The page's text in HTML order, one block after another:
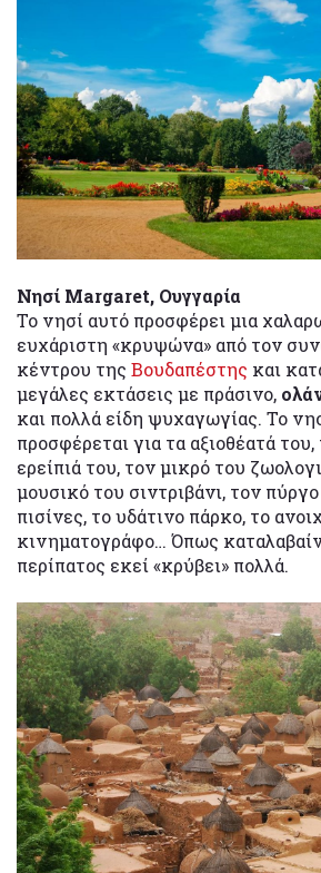
Νησί Margaret, Ουγγαρία
Το νησί αυτό προσφέρει μια
ευχάριστη «κρυψώνα» από τον
κέντρου της Βουδαπέστης και
μεγάλες εκτάσεις με πράσινο,
και πολλά είδη ψυχαγωγίας. Το
προσφέρεται για τα αξιοθέατά
ερείπιά του, τον μικρό του
μουσικό του σιντριβάνι, τον
πισίνες, το υδάτινο πάρκο, το
κινηματογράφο… Όπως
περίπατος εκεί «κρύβει» πολλά.